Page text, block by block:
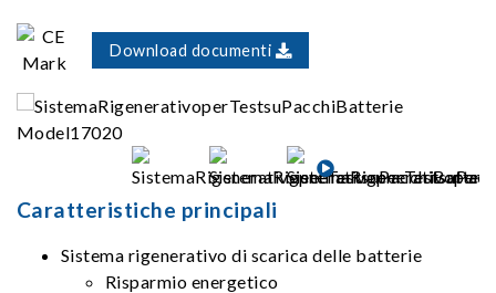
Download documenti
Caratteristiche principali
Sistema rigenerativo di scarica delle batterie
Risparmio energetico